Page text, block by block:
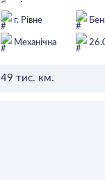
безвідсотковим
сьогодні — твоя нова
г. Рівне
Механічна
49 тис. км.